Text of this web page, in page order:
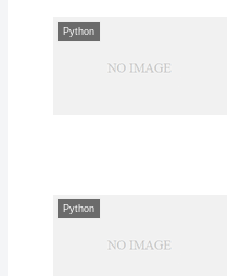
Python
Python